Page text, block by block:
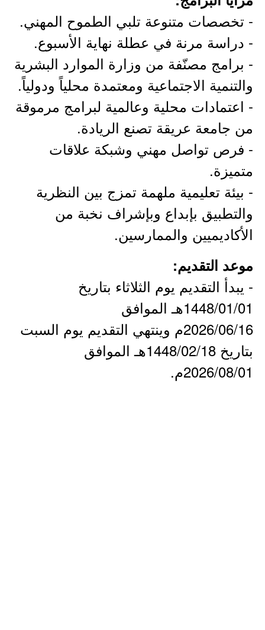
- تخصصات متنوعة تلبي الطموح المهني.
- دراسة مرنة في عطلة نهاية الأسبوع.
- برامج مصنّفة من وزارة الموارد البشرية
والتنمية الاجتماعية ومعتمدة محلياً ودولياً.
- اعتمادات محلية وعالمية لبرامج مرموقة
من جامعة عريقة تصنع الريادة.
- فرص تواصل مهني وشبكة علاقات
متميزة.
- بيئة تعليمية ملهمة تمزج بين النظرية
والتطبيق بإبداع وبإشراف نخبة من
الأكاديميين والممارسين.
موعد التقديم:
- يبدأ التقديم يوم الثلاثاء بتاريخ
1448/01/01هـ الموافق
2026/06/16م وينتهي التقديم يوم السبت
بتاريخ 1448/02/18هـ الموافق
2026/08/01م.